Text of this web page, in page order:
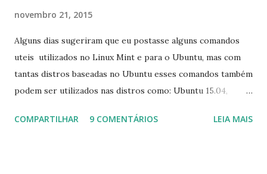
novembro 21, 2015
Alguns dias sugeriram que eu postasse alguns comandos
uteis utilizados no Linux Mint e para o Ubuntu, mas com
tantas distros baseadas no Ubuntu esses comandos também
podem ser utilizados nas distros como: Ubuntu 15.04,
Linux Mint 17, Pinguy OS 14.04, Elementary OS 0.3, Deepin
COMPARTILHAR 9 COMENTÁRIOS LEIA MAIS